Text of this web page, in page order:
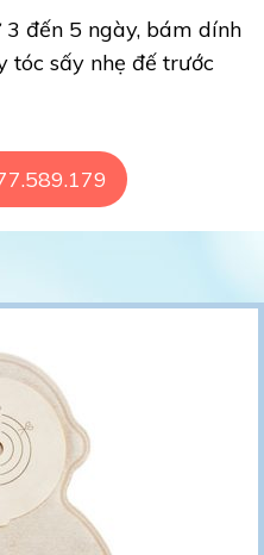
đến 5 ngày, bám dính
tóc sấy nhẹ đế trước